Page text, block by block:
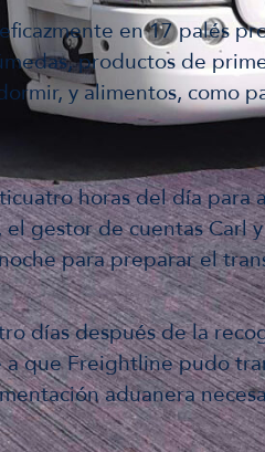
en 17 palés
productos de
y alimentos, como
horas del día para
gestor de cuentas Carl
para preparar el
días después de la
a que Freightline pudo
aduanera